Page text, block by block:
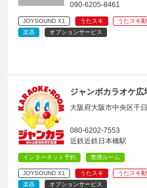
090-6205-8461
JOYSOUND X1 うたスキ
うたスキ
楽器
オプションサービス
ジャンボカラオケ
大阪府大阪市中央区千
080-6202-7553
近鉄近鉄日本橋駅
インターネット予約 禁煙ルーム
JOYSOUND X1 うたスキ
うたスキ
楽器
オプションサービス